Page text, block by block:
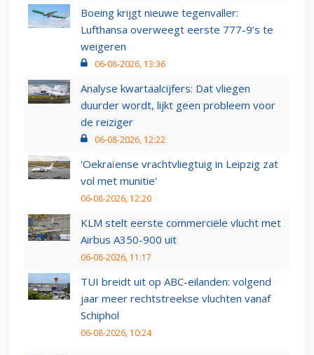
Boeing krijgt nieuwe tegenvaller:
Lufthansa overweegt eerste 777-9’s te
weigeren
06-08-2026, 13:36
Analyse kwartaalcijfers: Dat vliegen
duurder wordt, lijkt geen probleem voor
de reiziger
06-08-2026, 12:22
'Oekraïense vrachtvliegtuig in Leipzig zat
vol met munitie'
06-08-2026, 12:20
KLM stelt eerste commerciële vlucht met
Airbus A350-900 uit
06-08-2026, 11:17
TUI breidt uit op ABC-eilanden: volgend
jaar meer rechtstreekse vluchten vanaf
Schiphol
06-08-2026, 10:24